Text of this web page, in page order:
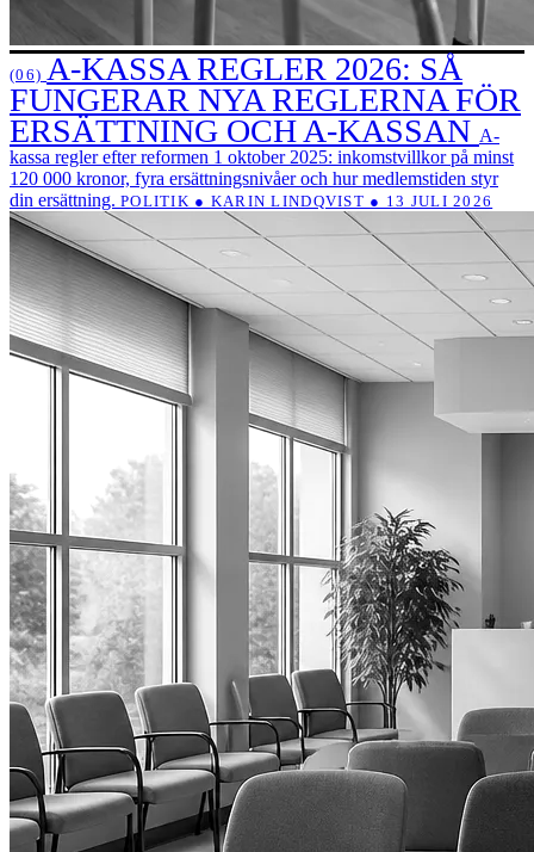
(06) A-KASSA REGLER 2026: SÅ
FUNGERAR NYA REGLERNA FÖR
ERSÄTTNING OCH A-KASSAN A-
kassa regler efter reformen 1 oktober 2025: inkomstvillkor på minst
120 000 kronor, fyra ersättningsnivåer och hur medlemstiden styr
din ersättning. POLITIK ● KARIN LINDQVIST ● 13 JULI 2026